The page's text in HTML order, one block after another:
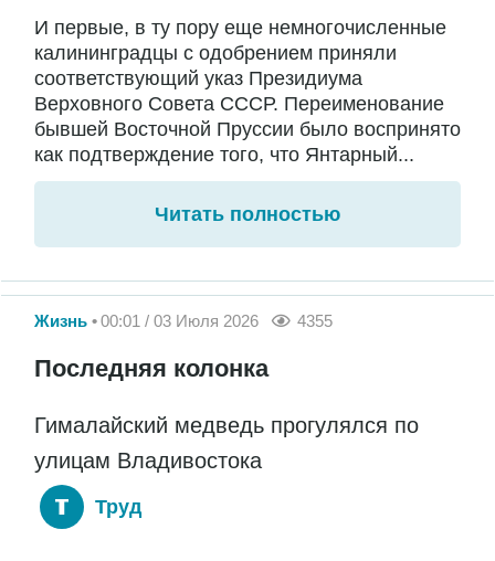
И первые, в ту пору еще немногочисленные
калининградцы с одобрением приняли
соответствующий указ Президиума
Верховного Совета СССР. Переименование
бывшей Восточной Пруссии было воспринято
как подтверждение того, что Янтарный...
Читать полностью
Жизнь 00:01 / 03 Июля 2026 4355
Последняя колонка
Гималайский медведь прогулялся по
улицам Владивостока
Труд